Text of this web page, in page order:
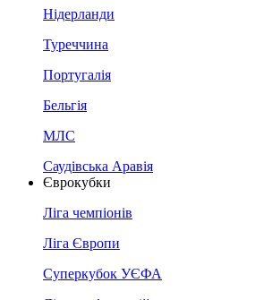
Нідерланди
Туреччина
Португалія
Бельгія
МЛС
Саудівська Аравія
Єврокубки
Ліга чемпіонів
Ліга Європи
Суперкубок УЄФА